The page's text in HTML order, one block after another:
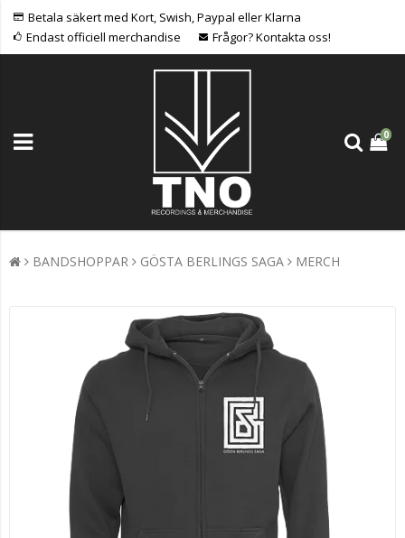
Betala säkert med Kort, Swish, Paypal eller Klarna
Endast officiell merchandise
Frågor? Kontakta oss!
0
BANDSHOPPAR GÖSTA BERLINGS SAGA MERCH